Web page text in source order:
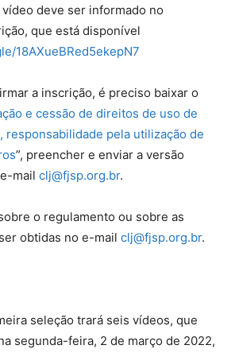
vídeo deve ser informado no
que está disponível
18AXueBRed5ekepN7
a inscrição, é preciso baixar o
e cessão de direitos de uso de
responsabilidade pela utilização de
”, preencher e enviar a versão
mail clj@fjsp.org.br.
o regulamento ou sobre as
obtidas no e-mail clj@fjsp.org.br.
seleção trará seis vídeos, que
segunda-feira, 2 de março de 2022,